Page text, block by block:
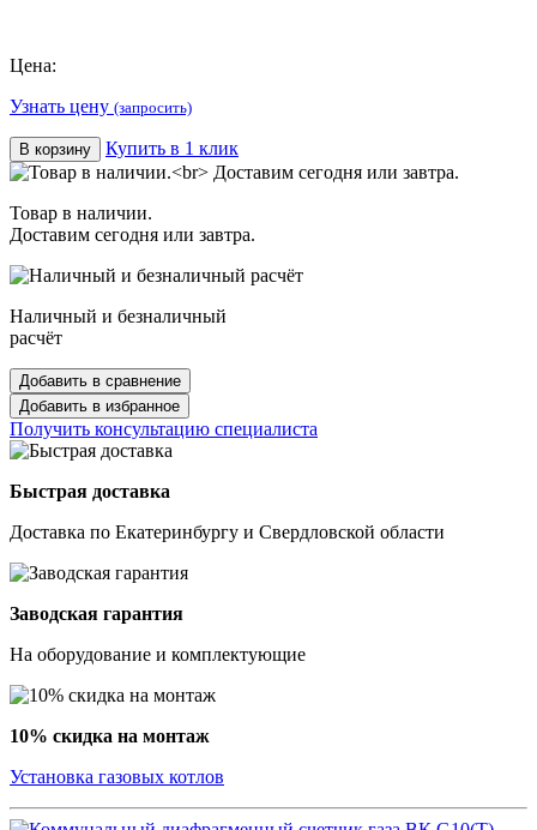
Цена:
Узнать цену (запросить)
В корзину Купить в 1 клик
Товар в наличии.
Доставим сегодня или завтра.
Наличный и безналичный
расчёт
Добавить в сравнение
Добавить в избранное
Получить консультацию специалиста
Быстрая доставка
Доставка по Екатеринбургу и Свердловской области
Заводская гарантия
На оборудование и комплектующие
10% скидка на монтаж
Установка газовых котлов